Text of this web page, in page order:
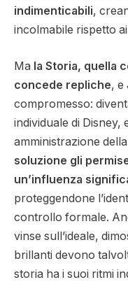
indimenticabili,
incolmabile rispetto
Ma la Storia, quella
concede repliche, e
compromesso:
individuale di Disney,
amministrazione
soluzione gli
un’influenza
proteggendone
controllo formale.
vinse sull’ideale,
brillanti devono
storia ha i suoi ritmi